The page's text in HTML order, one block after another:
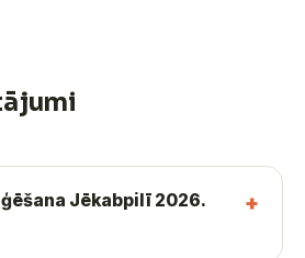
Jēkabpilī 2026.